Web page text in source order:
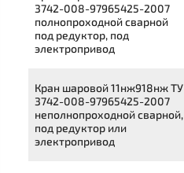
3742-008-97965425-2007
полнопроходной сварной
под редуктор, под
электропривод
Кран шаровой11нж918нжТУ
3742-008-97965425-2007
неполнопроходной сварной,
под редуктор или
электропривод